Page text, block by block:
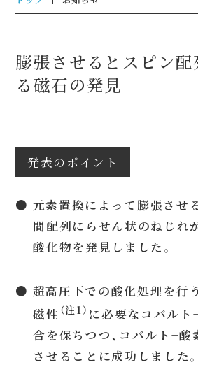
膨張させるとスピン
る磁石の発見
発表のポイント
● 元素置換によって膨張させ
間配列にらせん状のねじれ
酸化物を発見しました。
● 超高圧下での酸化処理を行
磁性 （注1） に必要なコバルト
合を保ちつつ、コバルト−
させることに成功しました。